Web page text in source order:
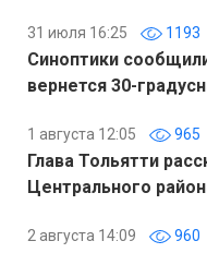
31 июля 16:25 1193
Синоптики
вернется 30-
1 августа 12:05 965
Глава Тольятти
Центрального
2 августа 14:09 960